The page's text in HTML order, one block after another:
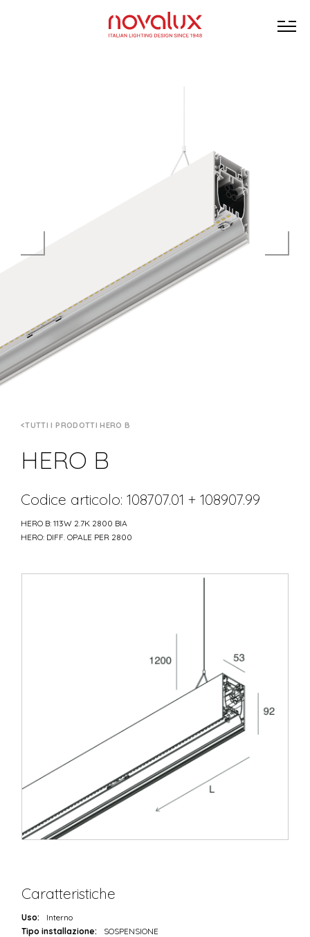
TUTTI I PRODOTTI HERO B
HERO B
Codice articolo: 108707.01 + 108907.99
HERO B: 113W 2.7K 2800 BIA
HERO: DIFF. OPALE PER 2800
Caratteristiche
Uso:
Interno
Tipo installazione:
SOSPENSIONE